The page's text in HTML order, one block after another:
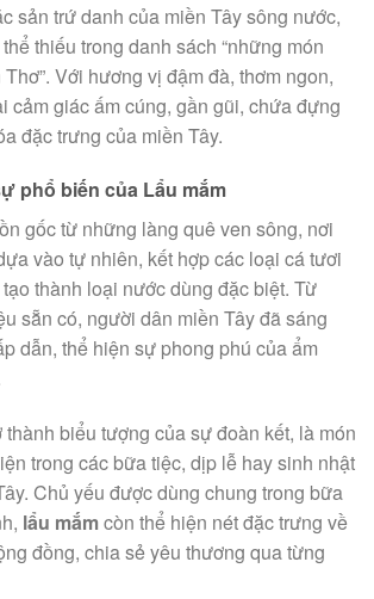
sản trứ danh của miền Tây sông nước,
thiếu trong danh sách “những món
Với hương vị đậm đà, thơm ngon,
cảm giác ấm cúng, gần gũi, chứa đựng
đặc trưng của miền Tây.
phổ biến của Lẩu mắm
gốc từ những làng quê ven sông, nơi
vào tự nhiên, kết hợp các loại cá tươi
thành loại nước dùng đặc biệt. Từ
sẵn có, người dân miền Tây đã sáng
dẫn, thể hiện sự phong phú của ẩm
thành biểu tượng của sự đoàn kết, là món
trong các bữa tiệc, dịp lễ hay sinh nhật
Chủ yếu được dùng chung trong bữa
lẩu mắmcòn thể hiện nét đặc trưng về
đồng, chia sẻ yêu thương qua từng